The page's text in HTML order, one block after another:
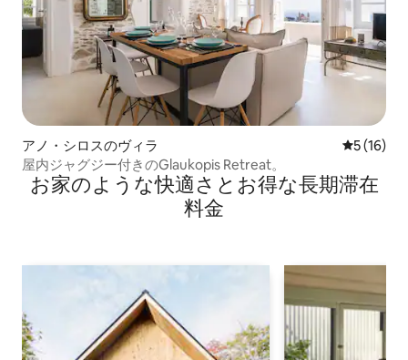
アノ・シロスのヴィラ レビュー
5 (16)
屋内ジャグジー付きのGlaukopis Retreat。
お家のような快⁠適⁠さ⁠とお⁠得⁠な長⁠期⁠滞⁠在
料⁠金